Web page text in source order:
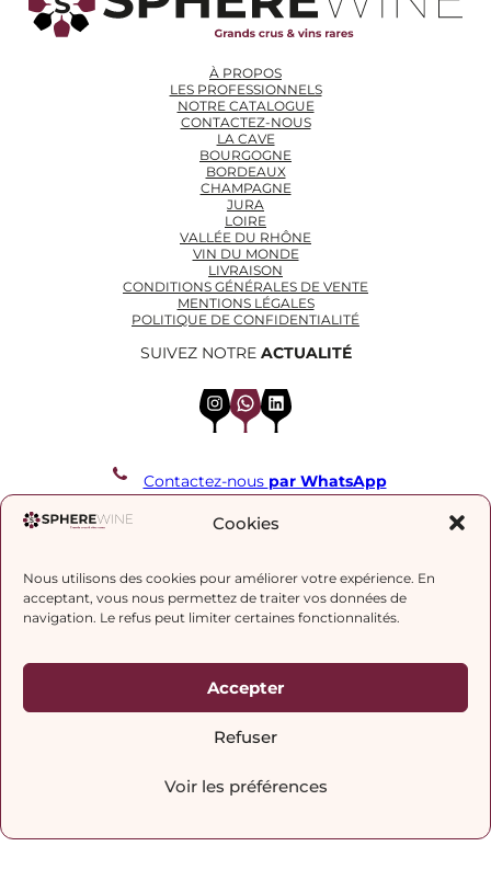
Cookies
Nous utilisons des cookies pour améliorer votre expérience. En
acceptant, vous nous permettez de traiter vos données de
navigation. Le refus peut limiter certaines fonctionnalités.
Accepter
Refuser
Voir les préférences
À PROPOS
LES PROFESSIONNELS
NOTRE CATALOGUE
CONTACTEZ-NOUS
LA CAVE
BOURGOGNE
BORDEAUX
CHAMPAGNE
JURA
LOIRE
VALLÉE DU RHÔNE
VIN DU MONDE
LIVRAISON
CONDITIONS GÉNÉRALES DE VENTE
MENTIONS LÉGALES
POLITIQUE DE CONFIDENTIALITÉ
SUIVEZ NOTRE ACTUALITÉ
InstagramWhatsApp LinkedIn
Contactez-nous par WhatsApp
REJOIGNEZ NOTRE LISTE DE DIFFUSION
J’accepte la politique de confidentialité.